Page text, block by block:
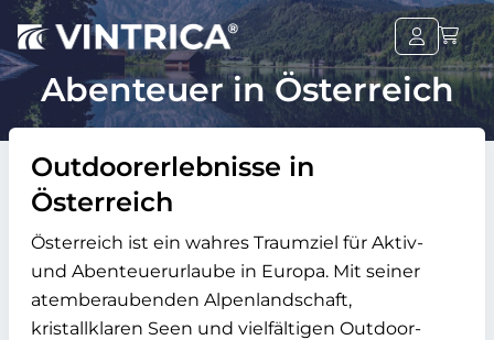
Abenteuer in Österreich
Outdoorerlebnisse in
Österreich
Österreich ist ein wahres Traumziel für Aktiv-
und Abenteuerurlaube in Europa. Mit seiner
atemberaubenden Alpenlandschaft,
kristallklaren Seen und vielfältigen Outdoor-